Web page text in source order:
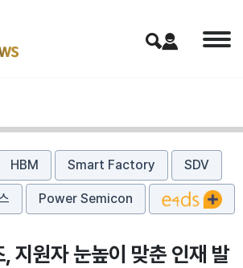
HBM Smart Factory SDV
Power Semicon
지원자 눈높이 맞춘 인재 발